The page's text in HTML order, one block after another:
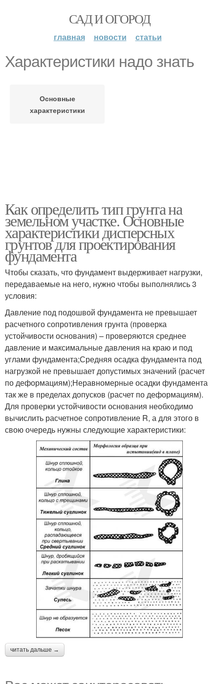
САД И ОГОРОД
главная новости статьи
Характеристики надо знать
Основные
характеристики
Как определить тип грунта на
земельном участке. Основные
характеристики дисперсных
грунтов для проектирования
фундамента
Чтобы сказать, что фундамент выдерживает нагрузки,
передаваемые на него, нужно чтобы выполнялись 3
условия:
Давление под подошвой фундамента не превышает
расчетного сопротивления грунта (проверка
устойчивости основания) – проверяются среднее
давление и максимальные давления на краю и под
углами фундамента;Средняя осадка фундамента под
нагрузкой не превышает допустимых значений (расчет
по деформациям);Неравномерные осадки фундамента
так же в пределах допусков (расчет по деформациям).
Для проверки устойчивости основания необходимо
вычислить расчетное сопротивление R, а для этого в
свою очередь нужны следующие характеристики:
читать дальше →